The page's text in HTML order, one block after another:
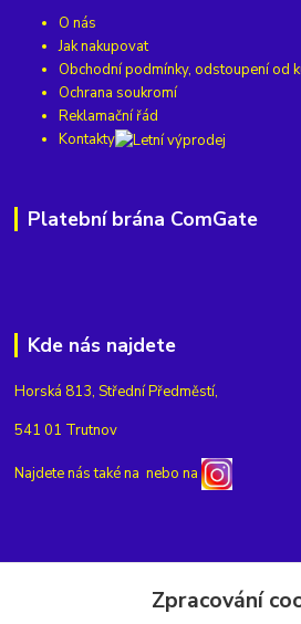
O nás
Jak nakupovat
Obchodní podmínky, odstoupení od
Ochrana soukromí
Reklamační řád
Kontakty
Platební brána ComGate
Kde nás najdete
Horská 813, Střední Předměstí,
541 01 Trutnov
Najdete nás také na nebo na
Zpracování